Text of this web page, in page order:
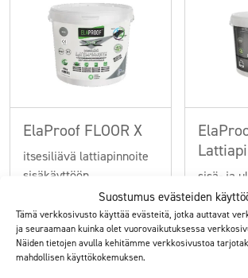
Suostumus evästeiden
Tämä verkkosivusto käyttää evästeitä, jotka auttavat
ja seuraamaan kuinka olet vuorovaikutuksessa
Näiden tietojen avulla kehitämme verkkosivustoa
mahdollisen käyttökokemuksen.
ElaProof FLOOR X
itsesiliävä lattiapinnoite
sisäkäyttöön
Tutustu
sisä- ja